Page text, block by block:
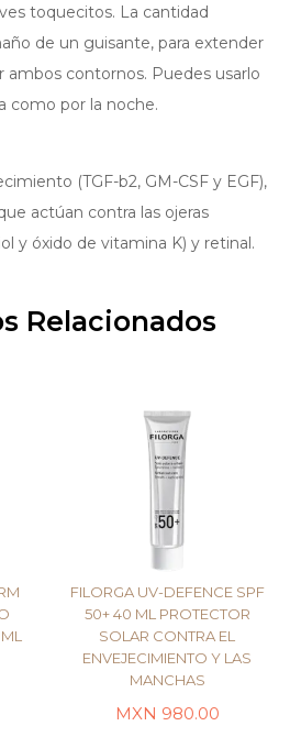
toquecitos. La cantidad
de un guisante, para extender
contornos. Puedes usarlo
como por la noche.
(TGF-b2, GM-CSF y EGF),
actúan contra las ojeras
y óxido de vitamina K) y retinal.
Relacionados
LEER MÁS
FILORGA UV-DEFENCE SPF
50+ 40 ML PROTECTOR
SOLAR CONTRA EL
ENVEJECIMIENTO Y LAS
MANCHAS
980.00